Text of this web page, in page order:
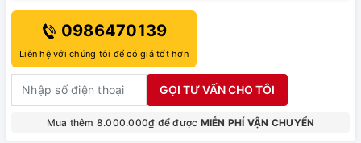
0986470139
Liên hệ với chúng tôi để có giá tốt hơn
GỌI TƯ VẤN CHO TÔI
Mua thêm 8.000.000₫ để được MIỄN PHÍ VẬN CHUYỂN